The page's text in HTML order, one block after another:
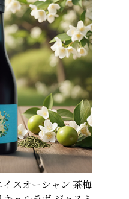
スオーシャン 茶梅